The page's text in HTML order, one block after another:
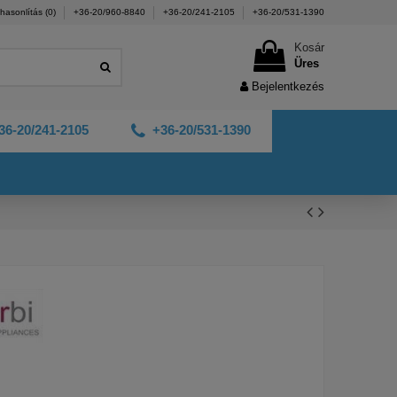
(0) +36-20/960-8840 +36-20/241-2105 +36-20/531-1390
Kosár
Üres
Bejelentkezés
+36-20/531-1390
20/241-2105